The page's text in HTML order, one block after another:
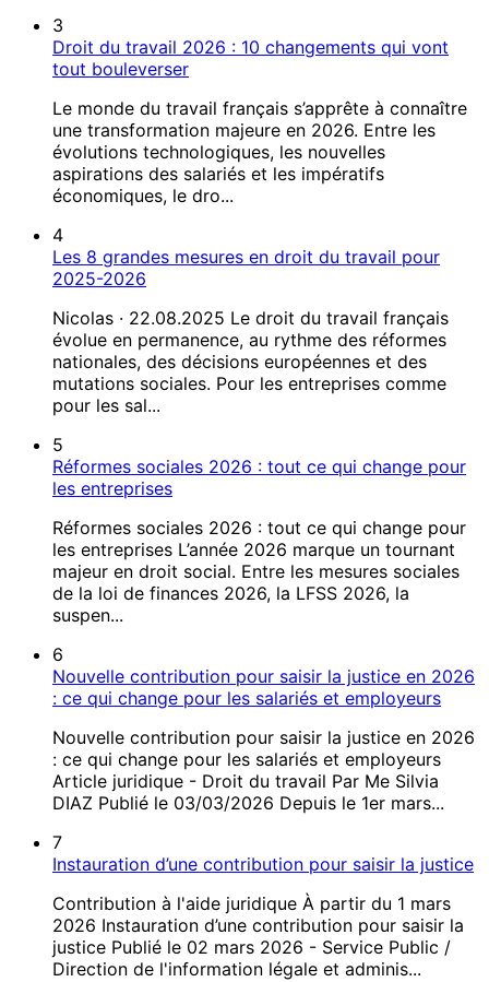
3
Droit du travail 2026 : 10 changements qui vont
tout bouleverser
Le monde du travail français s’apprête à connaître
une transformation majeure en 2026. Entre les
évolutions technologiques, les nouvelles
aspirations des salariés et les impératifs
économiques, le dro...
4
Les 8 grandes mesures en droit du travail pour
2025-2026
Nicolas · 22.08.2025 Le droit du travail français
évolue en permanence, au rythme des réformes
nationales, des décisions européennes et des
mutations sociales. Pour les entreprises comme
pour les sal...
5
Réformes sociales 2026 : tout ce qui change pour
les entreprises
Réformes sociales 2026 : tout ce qui change pour
les entreprises L’année 2026 marque un tournant
majeur en droit social. Entre les mesures sociales
de la loi de finances 2026, la LFSS 2026, la
suspen...
6
Nouvelle contribution pour saisir la justice en 2026
: ce qui change pour les salariés et employeurs
Nouvelle contribution pour saisir la justice en 2026
: ce qui change pour les salariés et employeurs
Article juridique - Droit du travail Par Me Silvia
DIAZ Publié le 03/03/2026 Depuis le 1er mars...
7
Instauration d’une contribution pour saisir la justice
Contribution à l'aide juridique À partir du 1 mars
2026 Instauration d’une contribution pour saisir la
justice Publié le 02 mars 2026 - Service Public /
Direction de l'information légale et adminis...